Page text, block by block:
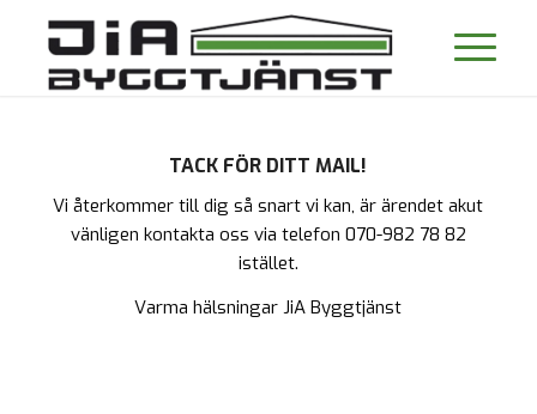
TACK FÖR DITT MAIL!
Vi återkommer till dig så snart vi kan, är ärendet akut
vänligen kontakta oss via telefon 070-982 78 82
istället.
Varma hälsningar JiA Byggtjänst